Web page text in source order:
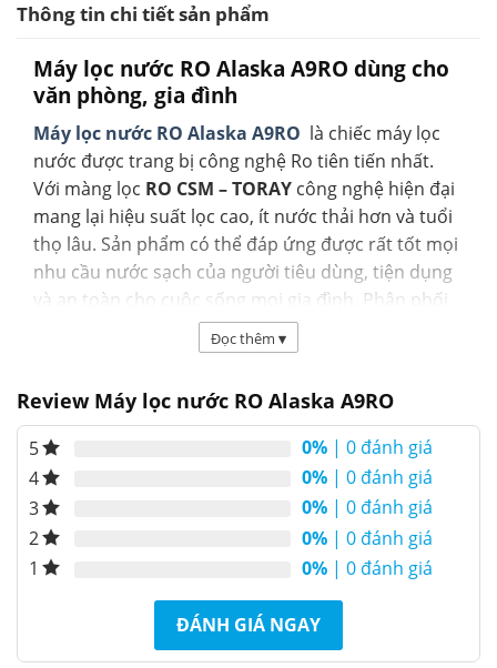
Thông tin chi tiết sản phẩm
Máy lọc nước RO Alaska A9RO dùng cho
văn phòng, gia đình
Máy lọc nước RO Alaska A9RO là chiếc máy lọc
nước được trang bị công nghệ Ro tiên tiến nhất.
Với màng lọc RO CSM – TORAY công nghệ hiện đại
mang lại hiệu suất lọc cao, ít nước thải hơn và tuổi
thọ lâu. Sản phẩm có thể đáp ứng được rất tốt mọi
nhu cầu nước sạch của người tiêu dùng, tiện dụng
và an toàn cho cuộc sống mọi gia đình. Phân phối
Alaska Việt Nam
Đọc thêm ▾
Review Máy lọc nước RO Alaska A9RO
5 0% | 0 đánh giá
4
0% | 0 đánh giá
3
0% | 0 đánh giá
2
0% | 0 đánh giá
1
0% | 0 đánh giá
ĐÁNH GIÁ NGAY